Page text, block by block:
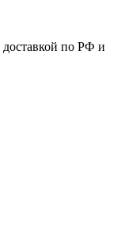
доставкой по РФ и